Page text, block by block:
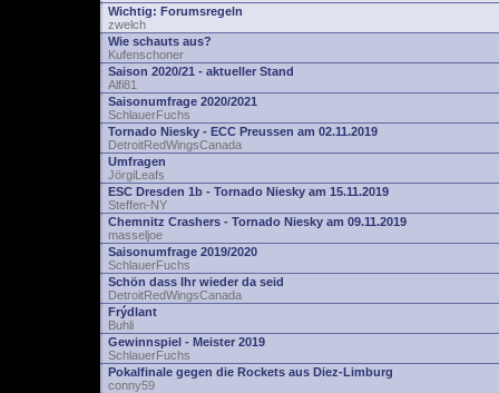
Wichtig: Forumsregeln
zwelch
Wie schauts aus?
Kufenschoner
Saison 2020/21 - aktueller Stand
Alfi81
Saisonumfrage 2020/2021
SchlauerFuchs
Tornado Niesky - ECC Preussen am 02.11.2019
DetroitRedWingsCanada
Umfragen
JörgiLeafs
ESC Dresden 1b - Tornado Niesky am 15.11.2019
Steffen-NY
Chemnitz Crashers - Tornado Niesky am 09.11.2019
masseljoe
Saisonumfrage 2019/2020
SchlauerFuchs
Schön dass Ihr wieder da seid
DetroitRedWingsCanada
Frýdlant
Buhli
Gewinnspiel - Meister 2019
SchlauerFuchs
Pokalfinale gegen die Rockets aus Diez-Limburg
conny59